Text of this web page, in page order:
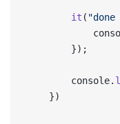
		it
(
		});
		console.
	})